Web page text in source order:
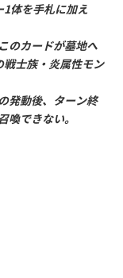
体を手札に加え
のカードが墓地へ
士族・炎属性モン
発動後、ターン終
喚できない。